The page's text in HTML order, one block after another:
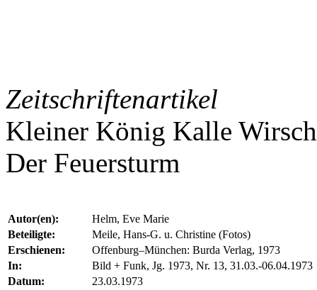
Zeitschriftenartikel
Kleiner König Kalle
Der Feuersturm
Autor(en):
Helm, Eve Marie
Beteiligte:
Meile, Hans-G. u. Christine (Fotos)
Erschienen:
Offenburg–München: Burda Verlag, 1973
In:
Bild + Funk, Jg. 1973, Nr. 13, 31.03.-06.04.1973
Datum:
23.03.1973